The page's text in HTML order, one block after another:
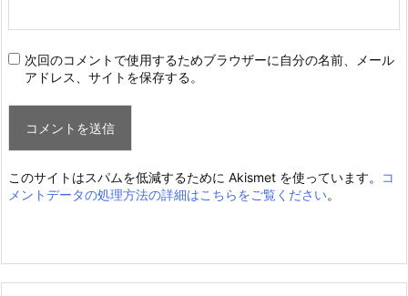
次回のコメントで使用するためブラウザーに自分の名前、メール
アドレス、サイトを保存する。
このサイトはスパムを低減するために Akismet を使っています。
コ
メントデータの処理方法の詳細はこちらをご覧ください。